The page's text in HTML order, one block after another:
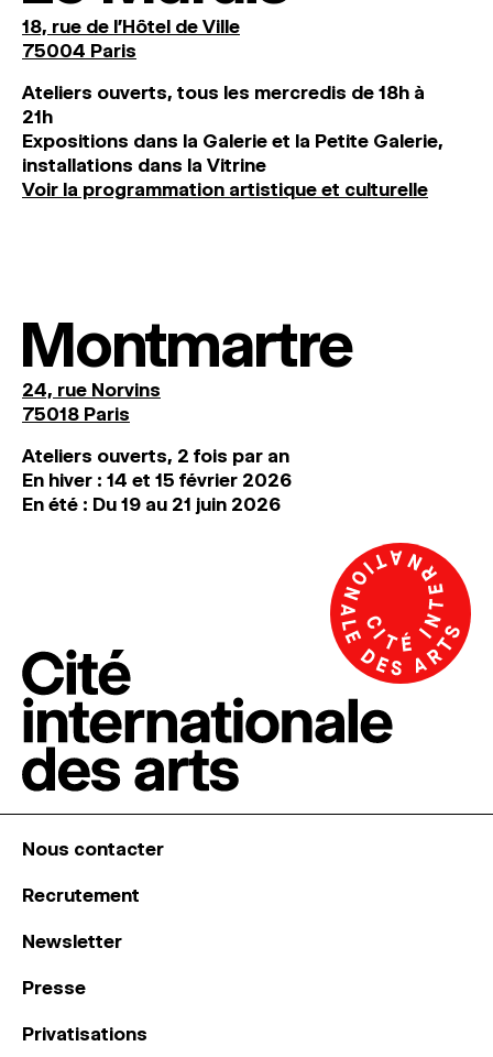
18, rue de l'Hôtel de Ville
75004 Paris
Ateliers ouverts, tous les mercredis de 18h à
21h
Expositions dans la Galerie et la Petite Galerie,
installations dans la Vitrine
Voir la programmation artistique et culturelle
Montmartre
24, rue Norvins
75018 Paris
Ateliers ouverts, 2 fois par an
En hiver : 14 et 15 février 2026
En été : Du 19 au 21 juin 2026
Nous contacter
Recrutement
Newsletter
Presse
Privatisations